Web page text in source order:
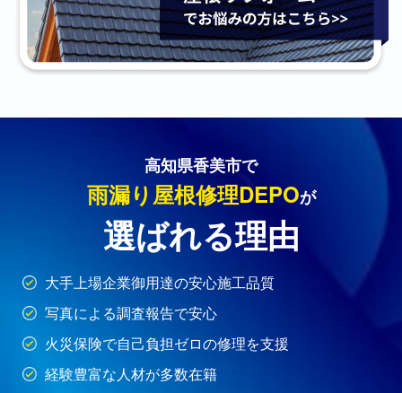
高知県香美市で
雨漏り屋根修理DEPOが
選ばれる理由
大手上場企業御用達の安心施工品質
写真による調査報告で安心
火災保険で自己負担ゼロの修理を支援
経験豊富な人材が多数在籍